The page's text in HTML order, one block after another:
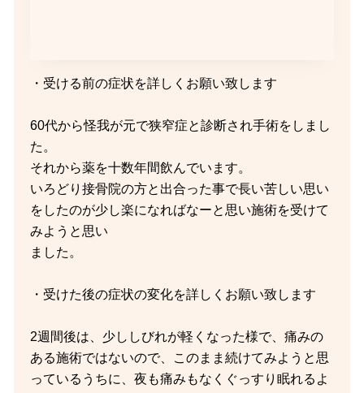
・受ける前の症状を詳しくお願い致します
60代から怪我が元で狭窄症と診断され手術をしまし
た。
それから薬を十数年間飲んでいます。
いろどり接骨院の方と出合った事で長い苦しい思い
をしたのが少し楽になればなーと思い施術を受けて
みようと思い
ました。
・受けた後の症状の変化を詳しくお願い致します
2週間後は、少ししびれが軽くなった様で、痛みの
ある施術ではないので、このまま続けてみようと思
っているうちに、夜も痛みもなくぐっすり眠れるよ